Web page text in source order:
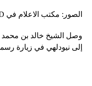
الصور: مكتب الاعلام في AD
وصل الشيخ خالد بن محمد
إلى نيودلهي في زيارة